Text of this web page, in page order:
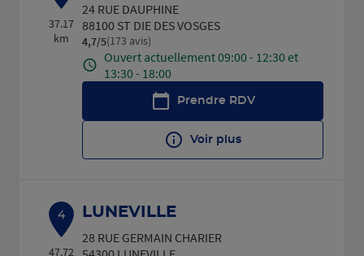
37.17
km
24 RUE DAUPHINE
88100 ST DIE DES VOSGES
4,7/5Note de 4.7 sur 5
(173 avis)
Ouvert actuellement 09:00 - 12:30 et
13:30 - 18:00
Prendre RDV
Voir plus
4
47.72
LUNEVILLE
28 RUE GERMAIN CHARIER